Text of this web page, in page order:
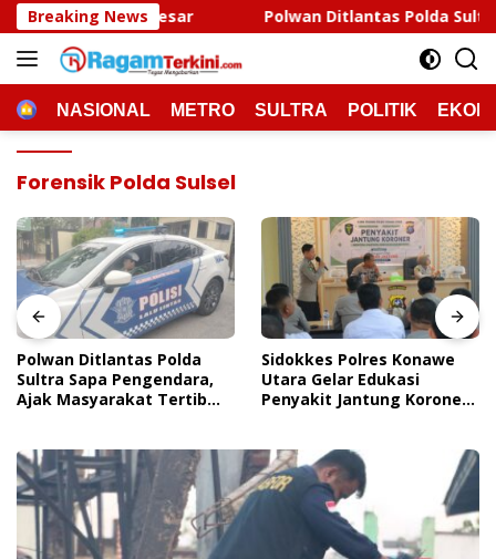
Langsung
ke
konten
Breaking NewsPolwan Ditlantas Polda Sultra Sapa
HOMENASIONAL METRO SULTRA POLITIK
Forensik Polda Sulsel
Polwan Ditlantas Polda
Sultra Sapa Pengendara,
Ajak Masyarakat Tertib
Sidokkes Polres Konawe
Utara Gelar Edukasi
Penyakit Jantung Koroner,
Hidup Sehat